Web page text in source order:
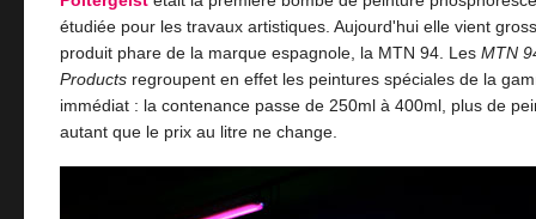
étudiée pour les travaux artistiques. Aujourd'hui elle vient
produit phare de la marque espagnole, la MTN 94. Les MTN
Products regroupent en effet les peintures spéciales de la
immédiat : la contenance passe de 250ml à 400ml, plus de
autant que le prix au litre ne change.